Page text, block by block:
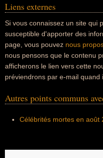
Liens externes
Si vous connaissez un site qui
susceptible d'apporter des
page, vous pouvez nous
nous pensons que le contenu
afficherons le lien vers cette
préviendrons par e-mail quand
Autres points communs
Célébrités mortes en août